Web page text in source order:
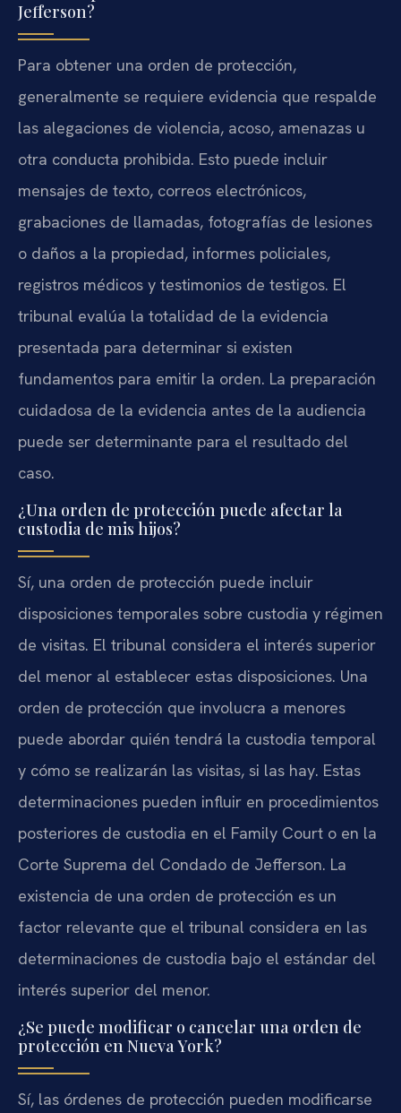
Jefferson?
Para obtener una orden de protección,
generalmente se requiere evidencia que respalde
las alegaciones de violencia, acoso, amenazas u
otra conducta prohibida. Esto puede incluir
mensajes de texto, correos electrónicos,
grabaciones de llamadas, fotografías de lesiones
o daños a la propiedad, informes policiales,
registros médicos y testimonios de testigos. El
tribunal evalúa la totalidad de la evidencia
presentada para determinar si existen
fundamentos para emitir la orden. La preparación
cuidadosa de la evidencia antes de la audiencia
puede ser determinante para el resultado del
caso.
¿Una orden de protección puede afectar la
custodia de mis hijos?
Sí, una orden de protección puede incluir
disposiciones temporales sobre custodia y régimen
de visitas. El tribunal considera el interés superior
del menor al establecer estas disposiciones. Una
orden de protección que involucra a menores
puede abordar quién tendrá la custodia temporal
y cómo se realizarán las visitas, si las hay. Estas
determinaciones pueden influir en procedimientos
posteriores de custodia en el Family Court o en la
Corte Suprema del Condado de Jefferson. La
existencia de una orden de protección es un
factor relevante que el tribunal considera en las
determinaciones de custodia bajo el estándar del
interés superior del menor.
¿Se puede modificar o cancelar una orden de
protección en Nueva York?
Sí, las órdenes de protección pueden modificarse